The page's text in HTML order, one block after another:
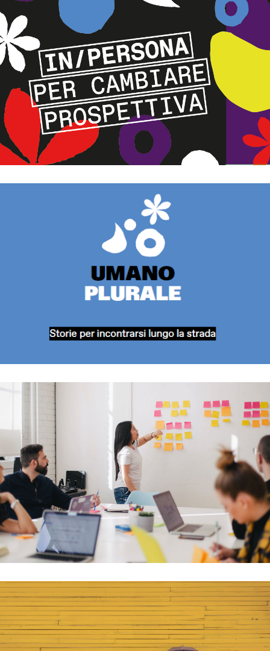
Gioco
per la formazione su integrazione e accoglienza esito del
percorso di progettazione partecipata con cittadini stranieri,
seconde generazioni, operatori, formatori e artisti
Approfondisci
Un'antologia e un glossario di storie, parole e immagini dove le
incomprensioni, mancanza di conoscenza reciproca ed empatia
oltre a procedure e regole rigide causano un mancato incontro
tra le persone e difficoltà nell'accesso ai servizi
Formazione
Percorsi formativi, di analisi e supervisione di casi specifici in
ambito socio-antropologico, giuridico ed etnopsichiatrico, sia in
sessioni plenarie e piccoli gruppi, sia di tipo sperimentale
Approfondisci
Summer School
Il futuro delle migrazioni e le prospettive dei territori: tre giorni di
confronto tra referenti dei servizi il 15, 16 e 17 giugno 2022
Approfondisci